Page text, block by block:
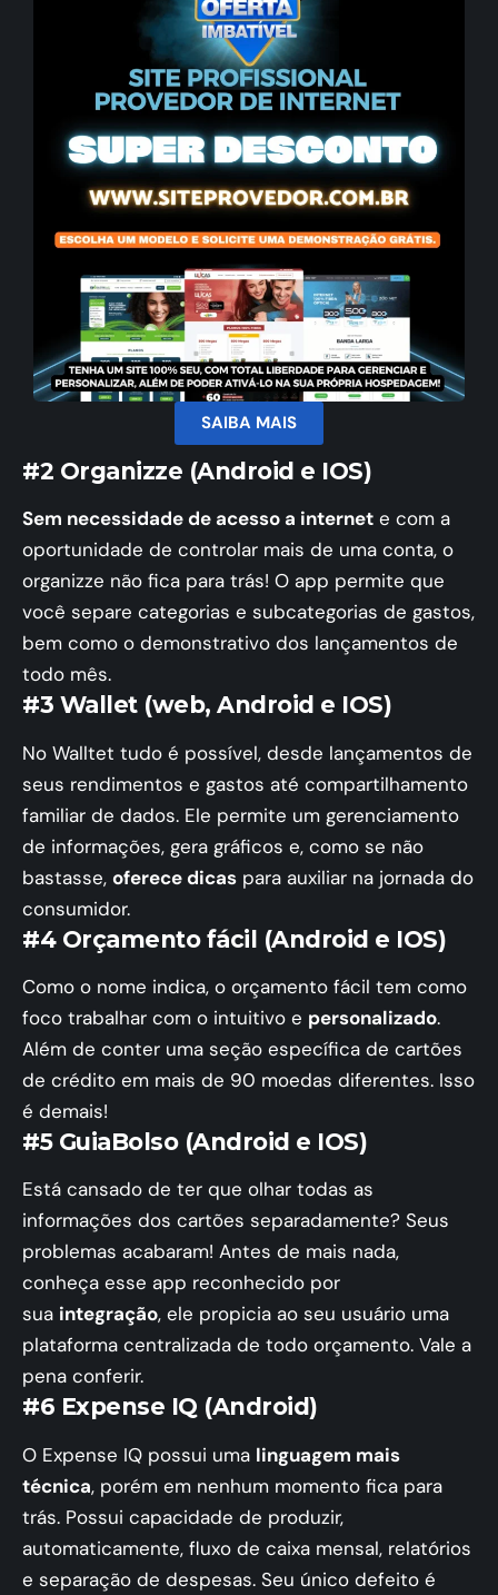
SAIBA MAIS
#2 Organizze (Android e IOS)
Sem necessidade de acesso a internet e com a
oportunidade de controlar mais de uma conta, o
organizze não fica para trás! O app permite que
você separe categorias e subcategorias de gastos,
bem como o demonstrativo dos lançamentos de
todo mês.
#3 Wallet (web, Android e IOS)
No Walltet tudo é possível, desde lançamentos de
seus rendimentos e gastos até compartilhamento
familiar de dados. Ele permite um gerenciamento
de informações, gera gráficos e, como se não
bastasse, oferece dicas para auxiliar na jornada do
consumidor.
#4 Orçamento fácil (Android e IOS)
Como o nome indica, o orçamento fácil tem como
foco trabalhar com o intuitivo e personalizado.
Além de conter uma seção específica de cartões
de crédito em mais de 90 moedas diferentes. Isso
é demais!
#5 GuiaBolso (Android e IOS)
Está cansado de ter que olhar todas as
informações dos cartões separadamente? Seus
problemas acabaram! Antes de mais nada,
conheça esse app reconhecido por
sua integração, ele propicia ao seu usuário uma
plataforma centralizada de todo orçamento. Vale a
pena conferir.
#6 Expense IQ (Android)
O Expense IQ possui uma linguagem mais
técnica, porém em nenhum momento fica para
trás. Possui capacidade de produzir,
automaticamente, fluxo de caixa mensal, relatórios
e separação de despesas. Seu único defeito é